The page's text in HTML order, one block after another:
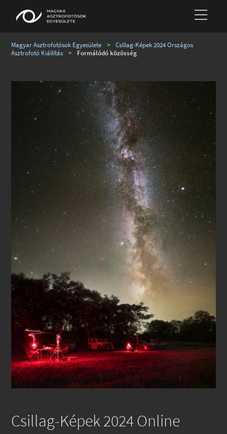
Magyar Asztrofotósok Egyesülete >
Csillag-Képek 2024 Országos
Asztrofotó Kiállítás
> Formálódó közösség
Csillag-Képek 2024 Online